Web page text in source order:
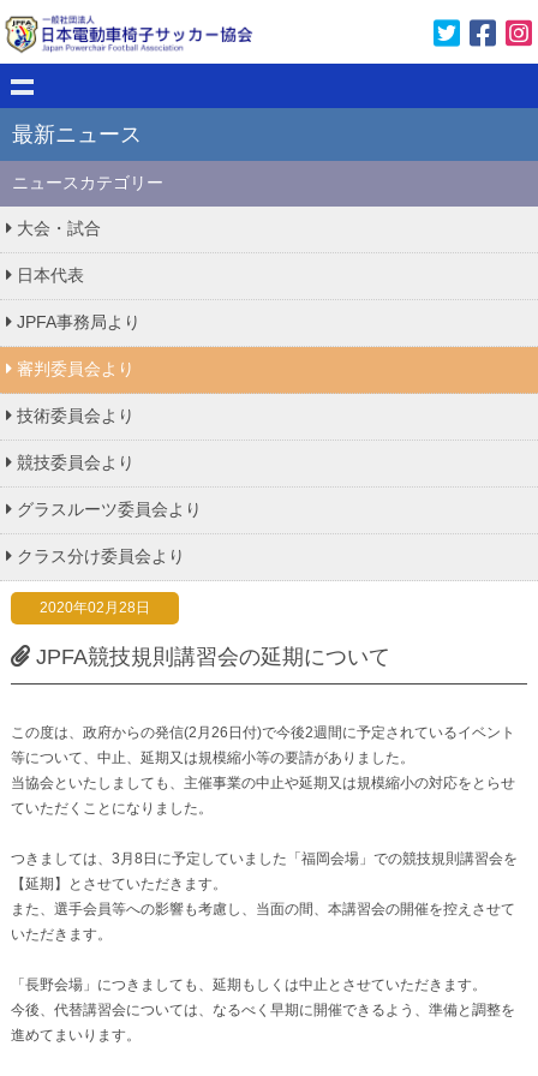
最新ニュース
ニュースカテゴリー
大会・試合
日本代表
JPFA事務局より
審判委員会より
技術委員会より
競技委員会より
グラスルーツ委員会より
クラス分け委員会より
2020年02月28日
JPFA競技規則講習会の延期について
この度は、政府からの発信(2月26日付)で今後2週間に予定されているイベント
等について、中止、延期又は規模縮小等の要請がありました。
当協会といたしましても、主催事業の中止や延期又は規模縮小の対応をとらせ
ていただくことになりました。
つきましては、3月8日に予定していました「福岡会場」での競技規則講習会を
【延期】とさせていただきます。
また、選手会員等への影響も考慮し、当面の間、本講習会の開催を控えさせて
いただきます。
「長野会場」につきましても、延期もしくは中止とさせていただきます。
今後、代替講習会については、なるべく早期に開催できるよう、準備と調整を
進めてまいります。